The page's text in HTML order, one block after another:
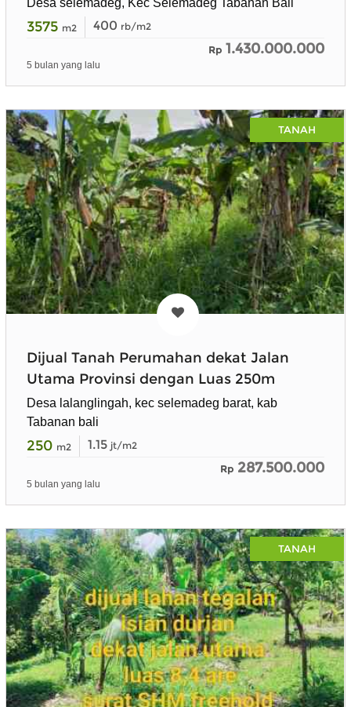
Desa selemadeg, Kec Selemadeg Tabanan Bali
3575 m2 400 rb/m2
Rp 1.430.000.000
5 bulan yang lalu
TANAH
Dijual Tanah Perumahan dekat Jalan
Utama Provinsi dengan Luas 250m
Desa lalanglingah, kec selemadeg barat, kab
Tabanan bali
250 m2 1.15 jt/m2
Rp 287.500.000
5 bulan yang lalu
TANAH